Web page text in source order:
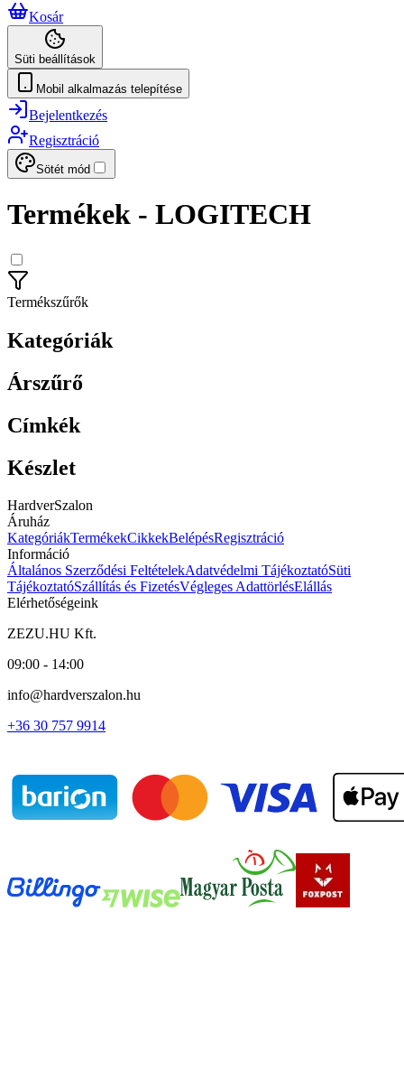
Kosár
Süti beállítások
Mobil alkalmazás telepítése
Bejelentkezés
Regisztráció
Sötét mód
Termékek - LOGITECH
Termékszűrők
Kategóriák
Árszűrő
Címkék
Készlet
HardverSzalon
Áruház
KategóriákTermékekCikkekBelépésRegisztráció
Információ
Általános Szerződési FeltételekAdatvédelmi TájékoztatóSüti
TájékoztatóSzállítás és FizetésVégleges AdattörlésElállás
Elérhetőségeink
ZEZU.HU Kft.
09:00 - 14:00
info@hardverszalon.hu
+36 30 757 9914